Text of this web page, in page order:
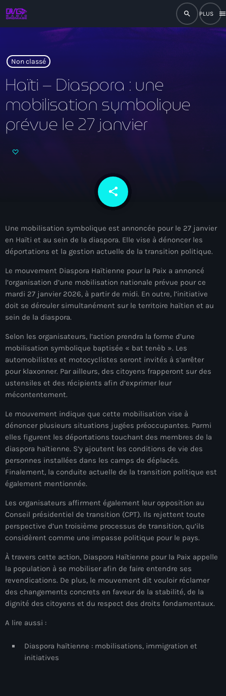
search
menu
close
play_arrow RADIO DROMAGE
À Propos
Actualités
Blog Grid Sidebar
Contact
Archives
juillet 2026
juin 2026
mai 2026
avril 2026
mars 2026
février 2026
janvier 2026
décembre 2025
novembre 2025
octobre 2025
septembre 2025
août 2025
juillet 2025
Non classé
Haïti – Diaspora : une
mobilisation symbolique
prévue le 27 janvier
share
email
Une mobilisation symbolique est annoncée pour le 27 janvier
en Haïti et au sein de la diaspora. Elle vise à dénoncer les
déportations et la gestion actuelle de la transition politique.
Le mouvement Diaspora Haïtienne pour la Paix a annoncé
l’organisation d’une mobilisation nationale prévue pour ce
mardi 27 janvier 2026, à partir de midi. En outre, l’initiative
doit se dérouler simultanément sur le territoire haïtien et au
sein de la diaspora.
Selon les organisateurs, l’action prendra la forme d’une
mobilisation symbolique baptisée « bat tenèb ». Les
automobilistes et motocyclistes seront invités à s’arrêter
pour klaxonner. Par ailleurs, des citoyens frapperont sur des
ustensiles et des récipients afin d’exprimer leur
mécontentement.
Le mouvement indique que cette mobilisation vise à
dénoncer plusieurs situations jugées préoccupantes. Parmi
elles figurent les déportations touchant des membres de la
diaspora haïtienne. S’y ajoutent les conditions de vie des
personnes installées dans les camps de déplacés.
Finalement, la conduite actuelle de la transition politique est
également mentionnée.
Les organisateurs affirment également leur opposition au
Conseil présidentiel de transition (CPT). Ils rejettent toute
perspective d’un troisième processus de transition, qu’ils
considèrent comme une impasse politique pour le pays.
À travers cette action, Diaspora Haïtienne pour la Paix appelle
la population à se mobiliser afin de faire entendre ses
revendications. De plus, le mouvement dit vouloir réclamer
des changements concrets en faveur de la stabilité, de la
dignité des citoyens et du respect des droits fondamentaux.
A lire aussi :
Diaspora haïtienne : mobilisations, immigration et
initiatives